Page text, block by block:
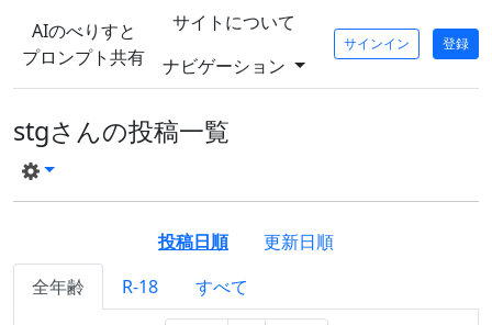
AIのべりすと
プロンプト共有
サイトについて
ナビゲーション
サインイン 登録
stgさんの投稿一覧
投稿日順
更新日順
全年齢
R-18 すべて